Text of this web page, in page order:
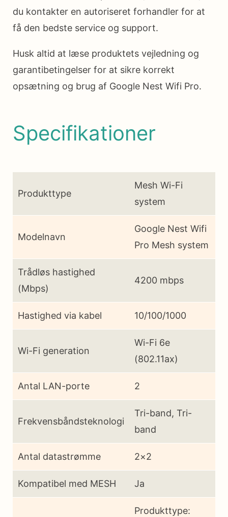
du kontakter en autoriseret forhandler for at
få den bedste service og support.
Husk altid at læse produktets vejledning og
garantibetingelser for at sikre korrekt
opsætning og brug af Google Nest Wifi Pro.
Specifikationer
Produkttype
Mesh Wi-Fi
system
Modelnavn
Google Nest Wifi
Pro Mesh system
Trådløs hastighed
(Mbps)
4200 mbps
Hastighed via kabel 10/100/1000
Wi-Fi generation
Wi-Fi 6e
(802.11ax)
Antal LAN-porte 2
Frekvensbåndsteknologi
Tri-band, Tri-
band
Antal datastrømme 2×2
Kompatibel med MESH Ja
Produkttype: